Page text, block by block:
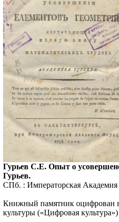
Гурьев С.Е. Опыт о
Гурьев.
СПб. : Императорская Академия
Книжный памятник оцифрован в
культуры («Цифровая